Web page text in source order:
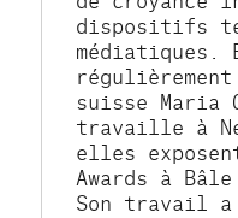
dispositifs
médiatiques.
suisse
travaille à
elles
Awards à
Son travail a